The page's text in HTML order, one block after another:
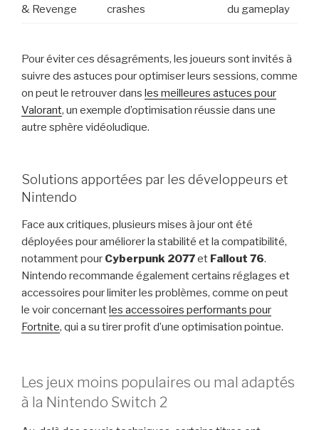
& Revenge
crashes
du gameplay
Pour éviter ces désagréments, les joueurs sont invités à
suivre des astuces pour optimiser leurs sessions, comme
on peut le retrouver dans les meilleures astuces pour
Valorant, un exemple d’optimisation réussie dans une
autre sphère vidéoludique.
Solutions apportées par les développeurs et
Nintendo
Face aux critiques, plusieurs mises à jour ont été
déployées pour améliorer la stabilité et la compatibilité,
notamment pour Cyberpunk 2077et Fallout 76.
Nintendo recommande également certains réglages et
accessoires pour limiter les problèmes, comme on peut
le voir concernantles accessoires performants pour
Fortnite, qui a su tirer profit d’une optimisation pointue.
Les jeux moins populaires ou mal adaptés
à la Nintendo Switch 2